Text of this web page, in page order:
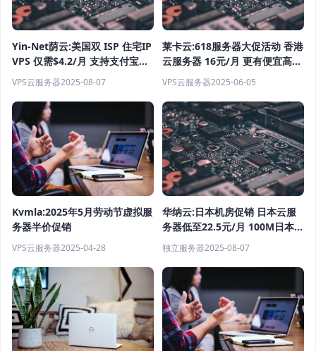
Yin-Net荫云:美国双 ISP 住宅IP
VPS 仅需$4.2/月 支持支付宝付
款 完美解锁ChatGPT、流媒体
服务器测评
VPS云服务器2025-08-07
莱卡云:618服务器大促活动 香港
云服务器 16元/月 更有便宜高防
VPS活动促销
VPS云服务器2025-06-05
Kvmla:2025年5月劳动节虚拟服
务器半价促销
VPS云服务器2025-04-28
华纳云:日本机房促销 日本云服
务器低至22.5元/月 100M日本服
务器1080元/月
独立服务器2025-08-07